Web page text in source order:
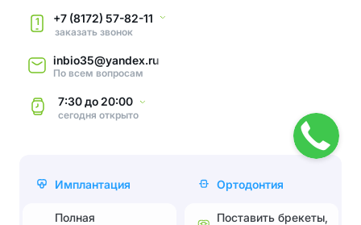
1 +7 (8172) 57-82-11
заказать звонок
inbio35@yandex.ru
По всем вопросам
7:30до20:00
сегодняоткрыто
Имплантация
Полная
Ортодонтия
Поставить брекеты,